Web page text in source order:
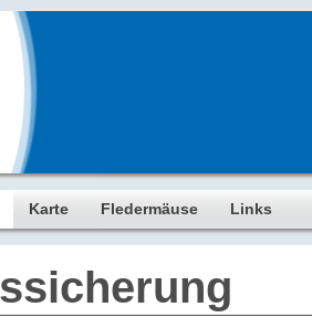
Karte Fledermäuse Links